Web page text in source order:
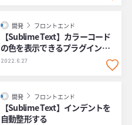
開発 フロントエンド
【Sublime Text】カラーコード
の色を表示できるプラグイン
「ColorHelper」
2022.6.27
開発 フロントエンド
【Sublime Text】インデントを
自動整形する